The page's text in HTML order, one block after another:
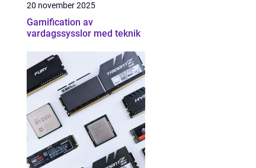
20 november 2025
Gamification av
vardagssysslor med teknik